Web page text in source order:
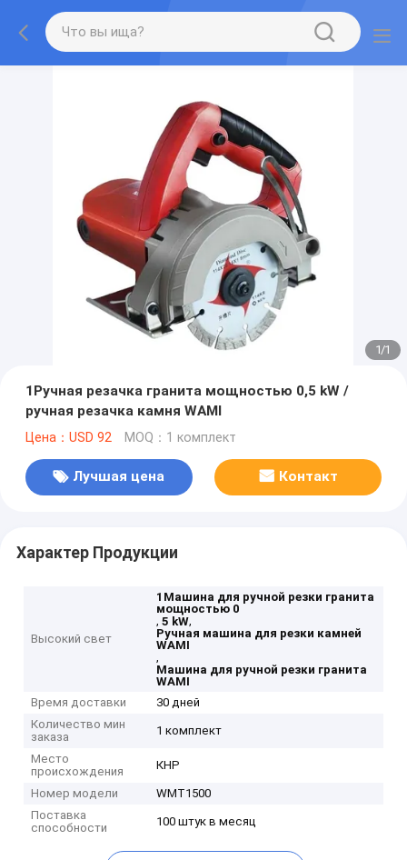
1/1
1Ручная резачка гранита мощностью 0,5 kW /
ручная резачка камня WAMI
Цена：USD 92 MOQ：1 комплект
Лучшая цена Контакт
Характер Продукции
Высокий свет
1Машина для ручной резки гранита
мощностью 0
,5 kW,
Ручная машина для резки камней
WAMI
,
Машина для ручной резки гранита
WAMI
Время доставки
30 дней
Количество мин
заказа
1 комплект
Место
происхождения
КНР
Номер модели
WMT1500
Поставка
способности
100 штук в месяц